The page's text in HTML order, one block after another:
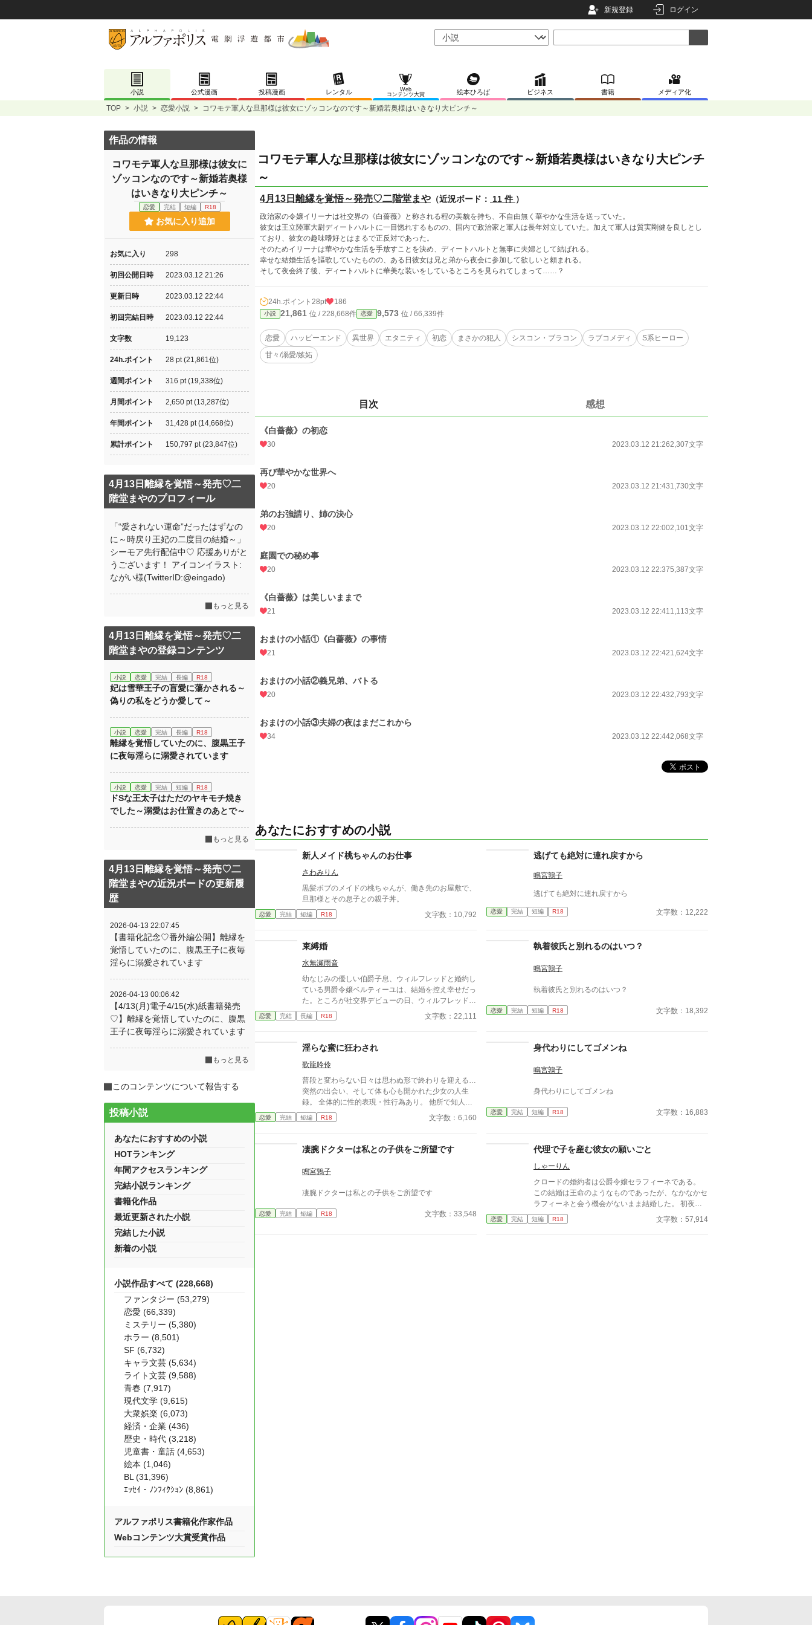
新規登録 ログイン
小説 公式漫画 投稿漫画 レンタル
Web
コンテンツ大賞
絵本ひろば ビジネス 書籍 メディア化
TOP > 小説 > 恋愛小説 > コワモテ軍人な旦那様は彼女にゾッコンなのです～新婚若奥様はいきなり大ピンチ～
コワモテ軍人な旦那様は彼女にゾッコンなのです～新婚若奥様はいきなり大ピンチ
～
4月13日離縁を覚悟～発売♡二階堂まや （近況ボード： 11 件 ）
政治家の令嬢イリーナは社交界の《白薔薇》と称される程の美貌を持ち、不自由無く華やかな生活を送っていた。
彼女は王立陸軍大尉ディートハルトに一目惚れするものの、国内で政治家と軍人は長年対立していた。加えて軍人は質実剛健を良しとし
ており、彼女の趣味嗜好とはまるで正反対であった。
そのためイリーナは華やかな生活を手放すことを決め、ディートハルトと無事に夫婦として結ばれる。
幸せな結婚生活を謳歌していたものの、ある日彼女は兄と弟から夜会に参加して欲しいと頼まれる。
そして夜会終了後、ディートハルトに華美な装いをしているところを見られてしまって……？
24h.ポイント 28pt 186
小説 21,861 位 / 228,668件 恋愛 9,573 位 / 66,339件
恋愛 ハッピーエンド 異世界 エタニティ 初恋 まさかの犯人 シスコン・ブラコン ラブコメディ
S系ヒーロー
甘々/溺愛/嫉妬
目次 感想
《白薔薇》の初恋
30 2023.03.12 21:262,307文字
再び華やかな世界へ
20 2023.03.12 21:431,730文字
弟のお強請り、姉の決心
20 2023.03.12 22:002,101文字
庭園での秘め事
20 2023.03.12 22:375,387文字
《白薔薇》は美しいままで
21 2023.03.12 22:411,113文字
おまけの小話①《白薔薇》の事情
21 2023.03.12 22:421,624文字
おまけの小話②義兄弟、バトる
20 2023.03.12 22:432,793文字
おまけの小話③夫婦の夜はまだこれから
34 2023.03.12 22:442,068文字
あなたにおすすめの小説
新人メイド桃ちゃんのお仕事
さわみりん
黒髪ボブのメイドの桃ちゃんが、働き先のお屋敷で、
旦那様とその息子との親子丼。
恋愛 完結 短編 R18 文字数：10,792
逃げても絶対に連れ戻すから
鳴宮鶉子
逃げても絶対に連れ戻すから
恋愛 完結 短編 R18 文字数：12,222
束縛婚
水無瀬雨音
幼なじみの優しい伯爵子息、ウィルフレッドと婚約し
ている男爵令嬢ベルティーユは、結婚を控え幸せだっ
た。ところが社交界デビューの日、ウィルフレッドを
ライバル視している辺境伯のオースティンに出会う。
翌日ベルティーユの屋敷を訪れたオースティンは、彼
乃様の「最愛アンソロ」に参加しています。
恋愛 完結 長編 R18 文字数：22,111
執着彼氏と別れるのはいつ？
鳴宮鶉子
執着彼氏と別れるのはいつ？
恋愛 完結 短編 R18 文字数：18,392
淫らな蜜に狂わされ
歌龍吟伶
普段と変わらない日々は思わぬ形で終わりを迎える…
突然の出会い、そして体も心も開かれた少女の人生
録。 全体的に性的表現・性行為あり。 他所で知人限
定公開していましたが、こちらに移しました。 全3話
完結済みです。
恋愛 完結 短編 R18 文字数：6,160
身代わりにしてゴメンね
鳴宮鶉子
身代わりにしてゴメンね
恋愛 完結 短編 R18 文字数：16,883
凄腕ドクターは私との子供をご所望です
鳴宮鶉子
凄腕ドクターは私との子供をご所望です
恋愛 完結 短編 R18 文字数：33,548
代理で子を産む彼女の願いごと
しゃーりん
クロードの婚約者は公爵令嬢セラフィーネである。
この結婚は王命のようなものであったが、なかなかセ
ラフィーネと会う機会がないまま結婚した。 初夜、
彼女のことを知りたいと会話を試みるが欲望に負けて
しまう。 翌朝知った事実は取り返しがつかず、クロ
恋愛 完結 短編 R18 文字数：57,914
作品の情報
コワモテ軍人な旦那様は彼女に
ゾッコンなのです～新婚若奥様
はいきなり大ピンチ～
恋愛 完結 短編 R18
お気に入り追加
お気に入り 298
初回公開日時 2023.03.12 21:26
更新日時 2023.03.12 22:44
初回完結日時 2023.03.12 22:44
文字数 19,123
24h.ポイント 28 pt (21,861位)
週間ポイント 316 pt (19,338位)
月間ポイント 2,650 pt (13,287位)
年間ポイント 31,428 pt (14,668位)
累計ポイント 150,797 pt (23,847位)
4月13日離縁を覚悟～発売♡二
階堂まやのプロフィール
「“愛されない運命”だったはずなの
に～時戻り王妃の二度目の結婚～」
シーモア先行配信中♡ 応援ありがと
うございます！ アイコンイラスト:
ながい様(TwitterID:@eingado)
もっと見る
4月13日離縁を覚悟～発売♡二
階堂まやの登録コンテンツ
小説 恋愛 完結 長編 R18
妃は雪華王子の盲愛に蕩かされる～
偽りの私をどうか愛して～
小説 恋愛 完結 長編 R18
離縁を覚悟していたのに、腹黒王子
に夜毎淫らに溺愛されています
小説 恋愛 完結 短編 R18
ドSな王太子はただのヤキモチ焼き
でした～溺愛はお仕置きのあとで～
もっと見る
4月13日離縁を覚悟～発売♡二
階堂まやの近況ボードの更新履
歴
2026-04-13 22:07:45
【書籍化記念♡番外編公開】離縁を
覚悟していたのに、腹黒王子に夜毎
淫らに溺愛されています
2026-04-13 00:06:42
【4/13(月)電子4/15(水)紙書籍発売
♡】離縁を覚悟していたのに、腹黒
王子に夜毎淫らに溺愛されています
もっと見る
このコンテンツについて報告する
投稿小説
あなたにおすすめの小説
HOTランキング
年間アクセスランキング
完結小説ランキング
書籍化作品
最近更新された小説
完結した小説
新着の小説
小説作品すべて (228,668)
ファンタジー (53,279)
恋愛 (66,339)
ミステリー (5,380)
ホラー (8,501)
SF (6,732)
キャラ文芸 (5,634)
ライト文芸 (9,588)
青春 (7,917)
現代文学 (9,615)
大衆娯楽 (6,073)
経済・企業 (436)
歴史・時代 (3,218)
児童書・童話 (4,653)
絵本 (1,046)
BL (31,396)
ｴｯｾｲ・ﾉﾝﾌｨｸｼｮﾝ (8,861)
アルファポリス書籍化作家作品
Webコンテンツ大賞受賞作品